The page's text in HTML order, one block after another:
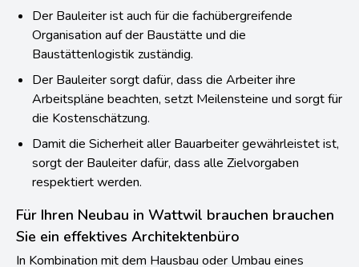
Der Bauleiter ist auch für die fachübergreifende
Organisation auf der Baustätte und die
Baustättenlogistik zuständig.
Der Bauleiter sorgt dafür, dass die Arbeiter ihre
Arbeitspläne beachten, setzt Meilensteine und sorgt für
die Kostenschätzung.
Damit die Sicherheit aller Bauarbeiter gewährleistet ist,
sorgt der Bauleiter dafür, dass alle Zielvorgaben
Für Ihren Neubau in Wattwil brauchen brauchen
Sie ein effektives Architektenbüro